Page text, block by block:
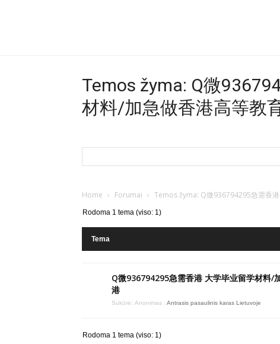
Temos žyma: Q微
材料/加急做香港高等教
Home › Forumai › Temos žyma: Q微936794295急需香
Rodoma 1 tema (viso: 1)
Tema
Q微936794295急需香港 大学毕业留学材料/
港
Sukūrė: Anonimas : Antrasis pasaulinis karas Lietuvoje
Rodoma 1 tema (viso: 1)